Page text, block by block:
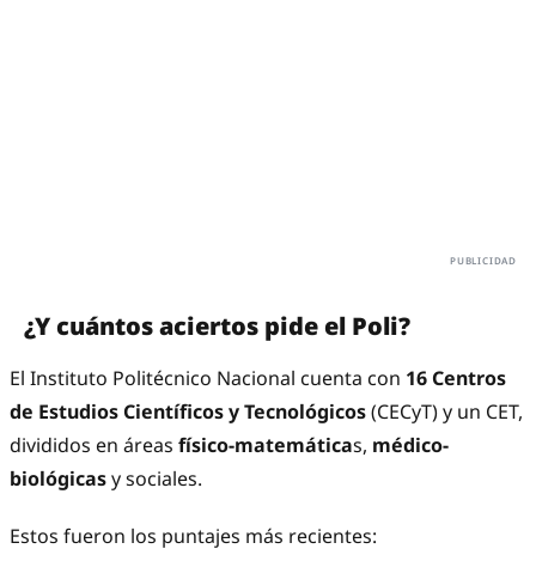
¿Y cuántos aciertos pide el Poli?
El Instituto Politécnico Nacional cuenta con 16 Centros
de Estudios Científicos y Tecnológicos(CECyT) y un CET,
divididos en áreas físico-matemáticas, médico-
biológicasy sociales.
Estos fueron los puntajes más recientes: